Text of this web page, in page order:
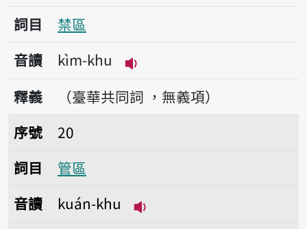
詞目
禁區
音讀
kìm-khu
播放音讀kìm-khu
釋義
（臺華共同詞 ，無義項）
序號20管區
序號
20
詞目
管區
音讀
kuán-khu